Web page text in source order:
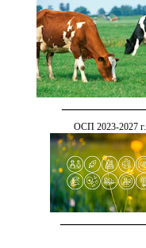
ОСП 2023-2027 г.